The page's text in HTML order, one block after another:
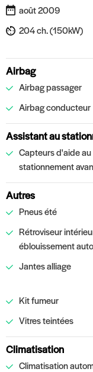
août 2009
204 ch. (150kW)
Airbag
Airbag passager
Airbag conducteur
Assistant au
Capteurs d'aide au
stationnement
Autres
Pneus été
Rétroviseur
éblouissement
Jantes alliage
Kit fumeur
Vitres teintées
Climatisation
Climatisation